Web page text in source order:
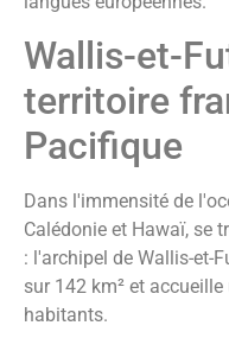
Wallis-et-
territoire
Pacifique
Dans l'immensité de
Calédonie et Hawaï, se
: l'archipel de Wallis-et-
sur 142 km² et
habitants.